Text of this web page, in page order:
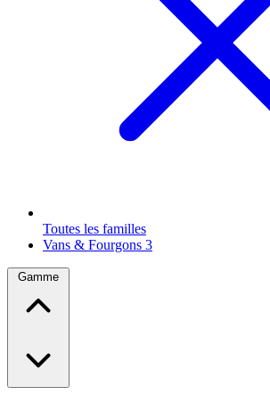
Toutes les familles
Vans & Fourgons 3
Gamme